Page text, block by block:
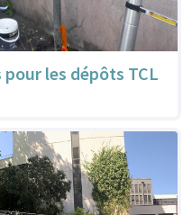
pour les dépôts TCL